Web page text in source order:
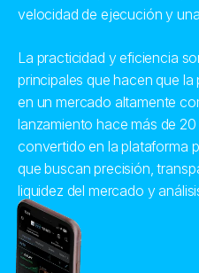
PORSCHE
AGBANKCHINA
BANKOFCHINA
BANKOFCOMMS
velocidad de ejecución y
La practicidad y eficiencia
principales que hacen que
en un mercado altamente
lanzamiento hace más de
convertido en la plataforma
que buscan precisión,
liquidez del mercado y